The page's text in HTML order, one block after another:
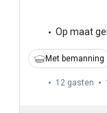
Op maat
Met bemanning
12 gasten